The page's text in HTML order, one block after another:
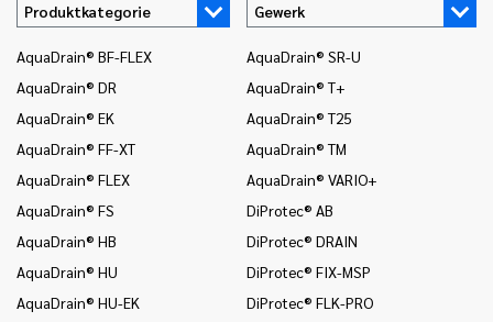
Produktkategorie
Gewerk
AquaDrain® BF-FLEX
AquaDrain® DR
AquaDrain® EK
AquaDrain® FF-XT
AquaDrain® FLEX
AquaDrain® FS
AquaDrain® HB
AquaDrain® HU
AquaDrain® HU-EK
AquaDrain® SR-U
AquaDrain® T+
AquaDrain® T25
AquaDrain® TM
AquaDrain® VARIO+
DiProtec® AB
DiProtec® DRAIN
DiProtec® FIX-MSP
DiProtec® FLK-PRO